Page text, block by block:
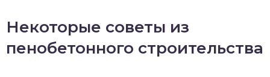
Некоторые советы из
пенобетонного строительства